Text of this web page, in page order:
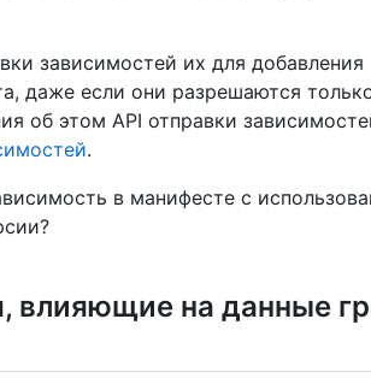
зависимостей их для добавления
даже если они разрешаются
об этом API отправки
.
в манифесте с
влияющие на данные